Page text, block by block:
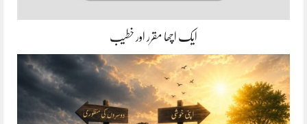
ایک اچھا مقرر اور خطیب